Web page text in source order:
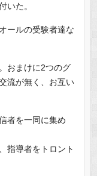
いた。
ールの受験者達な
おまけに2つのグ
流が無く、お互い
者を一同に集め
指導者をトロント